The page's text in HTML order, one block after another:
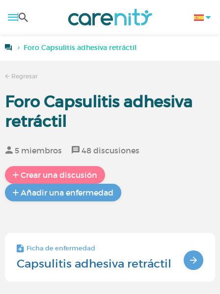
Foro Capsulitis adhesiva retráctil
Regresar
Foro Capsulitis adhesiva
retráctil
5 miembros 48 discusiones
Crear una discusión
Añadir una enfermedad
Ficha de enfermedad
Capsulitis adhesiva retráctil